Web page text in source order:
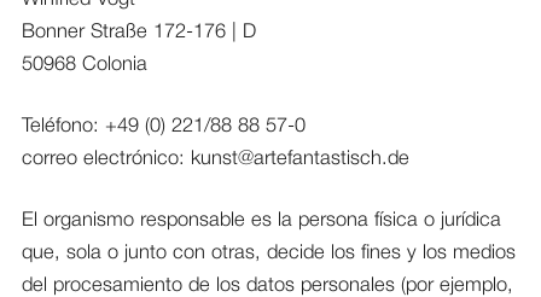
Bonner Straße 172-176 | D
50968 Colonia
Teléfono: +49 (0) 221/88 88 57-0
correo electrónico: kunst@artefantastisch.de
El organismo responsable es la persona física o jurídica
que, sola o junto con otras, decide los fines y los medios
del procesamiento de los datos personales (por ejemplo,